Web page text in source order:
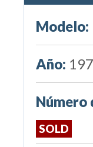
Modelo:
Año:
Número
SOLD